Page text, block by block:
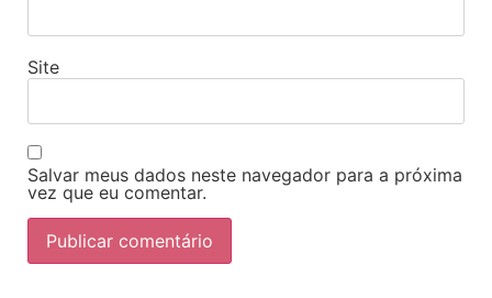
Site
Salvar meus dados neste navegador para a próxima
vez que eu comentar.